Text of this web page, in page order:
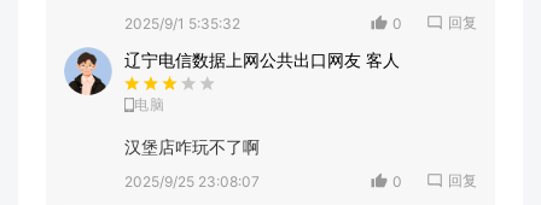
2025/9/1 5:35:32 0 回复
辽宁电信数据上网公共出口网友 客人
电脑
汉堡店咋玩不了啊
2025/9/25 23:08:07 0 回复